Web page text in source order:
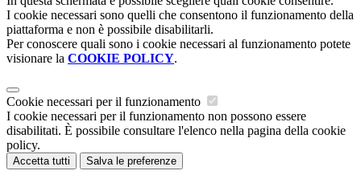
I cookie necessari sono quelli che consentono il funzionamento della
piattaforma e non è possibile disabilitarli.
Per conoscere quali sono i cookie necessari al funzionamento potete
visionare la COOKIE POLICY.
Cookie necessari per il funzionamento
I cookie necessari per il funzionamento non possono essere
disabilitati. È possibile consultare l'elenco nella pagina della cookie
policy.
Accetta tutti Salva le preferenze